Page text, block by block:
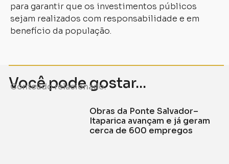
para garantir que os investimentos públicos
sejam realizados com responsabilidade e em
benefício da população.
Você pode gostar...
Conteúdo relacionado.
Obras da Ponte Salvador–
Itaparica avançam e já geram
cerca de 600 empregos